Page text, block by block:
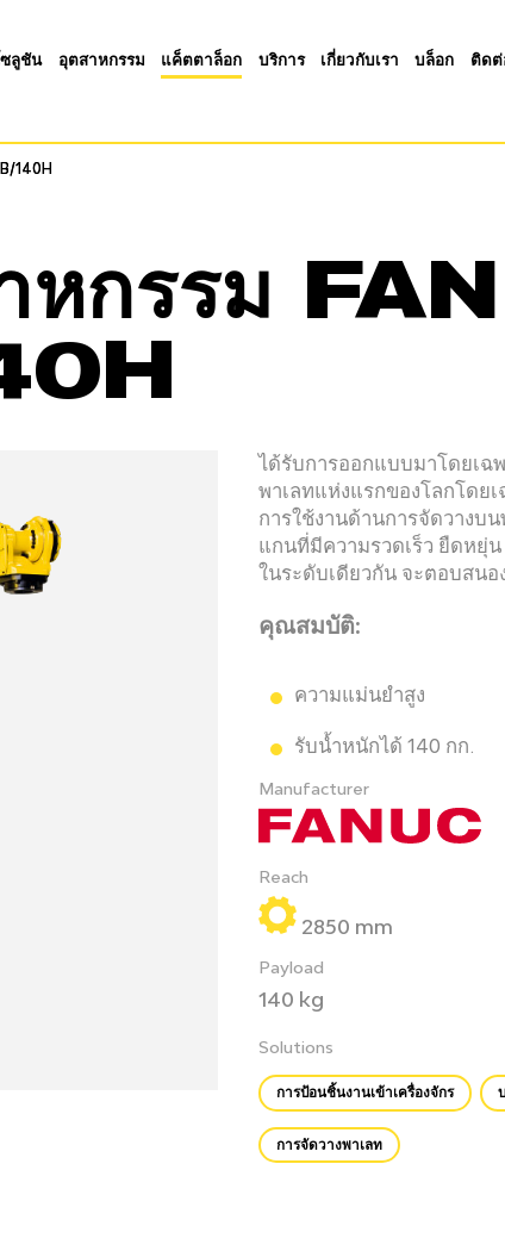
ลูชัน อุตสาหกรรม แค็ตตาล็อก บริการ เกี่ยวกับเรา บล็อก ติดต่
140H
140H
หกรรม
ได้รับการออกแบบมาโดยเฉ
พาเลทแห่งแรกของโลกโดย
การใช้งานด้านการจัดวางบ
แกนที่มีความรวดเร็ว ยืดหยุ่
ในระดับเดียวกัน จะตอบสน
คุณสมบัติ:
ความแม่นยำสูง
รับน้ำหนักได้ 140 กก.
Manufacturer
Reach
2850 mm
Payload
140 kg
Solutions
การป้อนชิ้นงานเข้าเครื่องจักร
การจัดวางพาเลท